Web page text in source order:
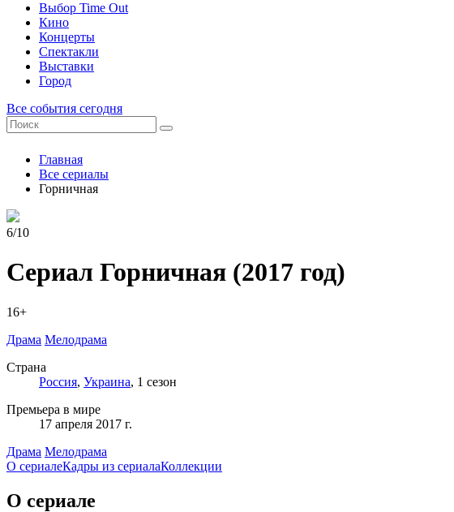
Выбор Time Out
Кино
Концерты
Спектакли
Выставки
Город
Все события сегодня
Главная
Все сериалы
Горничная
6/10
Сериал Горничная (2017 год)
16+
Драма Мелодрама
Страна
Россия, Украина, 1 сезон
Премьера в мире
17 апреля 2017 г.
Драма Мелодрама
О сериалеКадры из сериалaКоллекции
О сериале